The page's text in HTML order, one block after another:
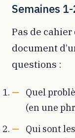
Semaines
Pas de cahier
document
questions :
Quel
(en une
Qui sont